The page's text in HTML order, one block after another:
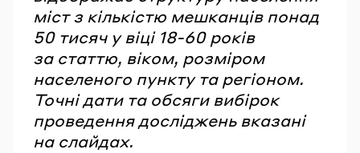
міст з кількістю мешканців понад
50 тисяч у віці 18-60 років
за статтю, віком, розміром
населеного пункту та регіоном.
Точні дати та обсяги вибірок
проведення досліджень вказані
на слайдах.